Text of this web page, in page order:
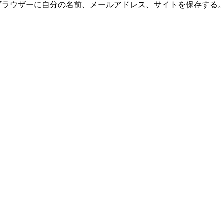
ウザーに自分の名前、メールアドレス、サイトを保存する。